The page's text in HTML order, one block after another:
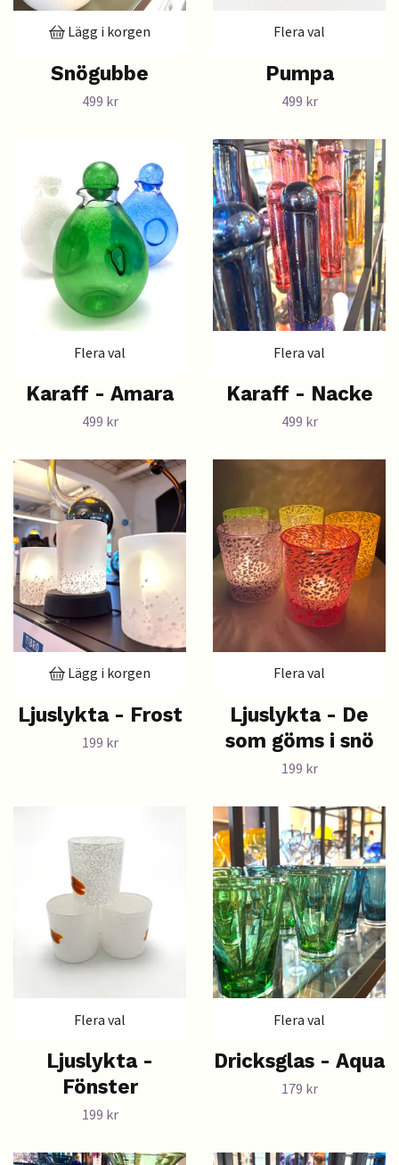
Lägg i korgen
Snögubbe
499 kr
Flera val
Pumpa
499 kr
Flera val
Karaff - Amara
499 kr
Flera val
Karaff - Nacke
499 kr
Lägg i korgen
Ljuslykta - Frost
199 kr
Flera val
Ljuslykta - De
som göms i snö
199 kr
Flera val
Ljuslykta -
Fönster
199 kr
Flera val
Dricksglas - Aqua
179 kr